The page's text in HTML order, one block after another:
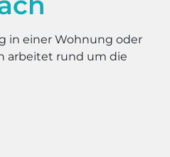
in einer Wohnung oder
arbeitet rund um die